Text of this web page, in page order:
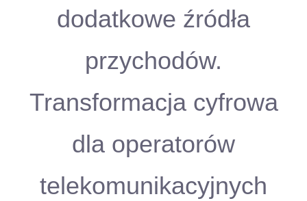
dodatkowe źródła
przychodów.
Transformacja cyfrowa
dla operatorów
telekomunikacyjnych